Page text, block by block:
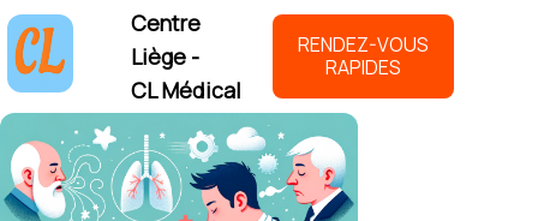
Centre
Liège -
CL Médical
RENDEZ-VOUS
RAPIDES